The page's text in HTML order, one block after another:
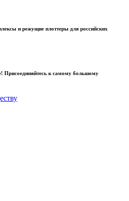
и режущие плоттеры для российских
Присоединяйтесь к самому большому